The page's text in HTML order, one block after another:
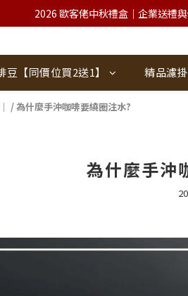
2026 歐客佬中秋禮盒｜企業送禮
豆【同價位買2送1】 精品濾
/為什麼手沖咖啡要繞圈注水?
為什麼手沖